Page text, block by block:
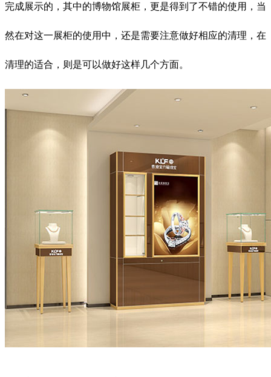
完成展示的，其中的博物馆展柜，更是得到了不错的使用，当
然在对这一展柜的使用中，还是需要注意做好相应的清理，在
清理的适合，则是可以做好这样几个方面。